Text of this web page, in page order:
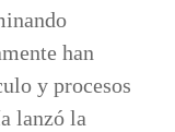
han
y procesos
lanzó la